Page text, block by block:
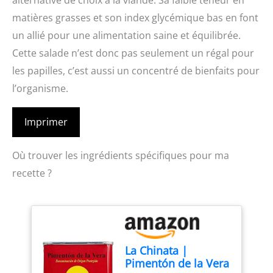
matières grasses et son index glycémique bas en font
un allié pour une alimentation saine et équilibrée.
Cette salade n’est donc pas seulement un régal pour
les papilles, c’est aussi un concentré de bienfaits pour
l’organisme.
Imprimer
Où trouver les ingrédients spécifiques pour ma
recette ?
La Chinata |
Pimentón de la Vera